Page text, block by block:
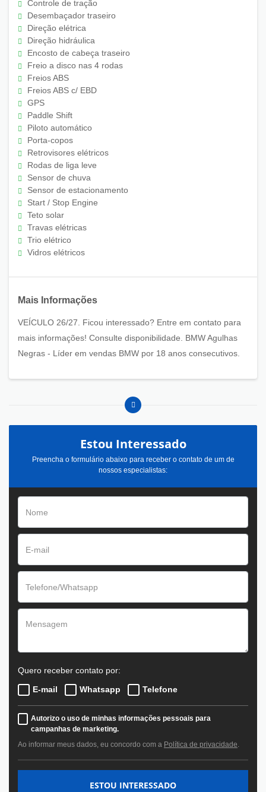
Controle de tração
Desembaçador traseiro
Direção elétrica
Direção hidráulica
Encosto de cabeça traseiro
Freio a disco nas 4 rodas
Freios ABS
Freios ABS c/ EBD
GPS
Paddle Shift
Piloto automático
Porta-copos
Retrovisores elétricos
Rodas de liga leve
Sensor de chuva
Sensor de estacionamento
Start / Stop Engine
Teto solar
Travas elétricas
Trio elétrico
Vidros elétricos
Mais Informações
VEÍCULO 26/27. Ficou interessado? Entre em contato para
mais informações! Consulte disponibilidade. BMW Agulhas
Negras - Líder em vendas BMW por 18 anos consecutivos.
Estou Interessado
Preencha o formulário abaixo para receber o contato de um de
nossos especialistas:
Quero receber contato por:
E-mail
Whatsapp Telefone
Autorizo o uso de minhas informações pessoais para
campanhas de marketing.
Ao informar meus dados, eu concordo com a Política de privacidade.
ESTOU INTERESSADO